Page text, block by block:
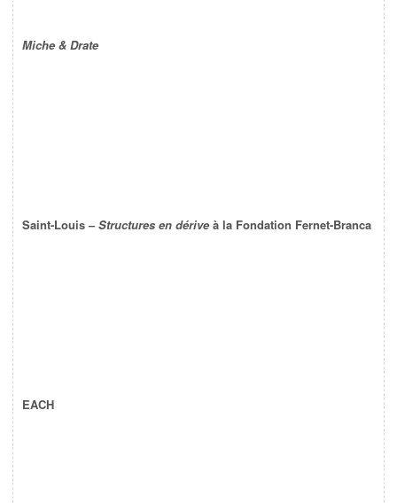
Miche & Drate
Saint-Louis –Structures en dérive à la Fondation Fernet-Branca
EACH